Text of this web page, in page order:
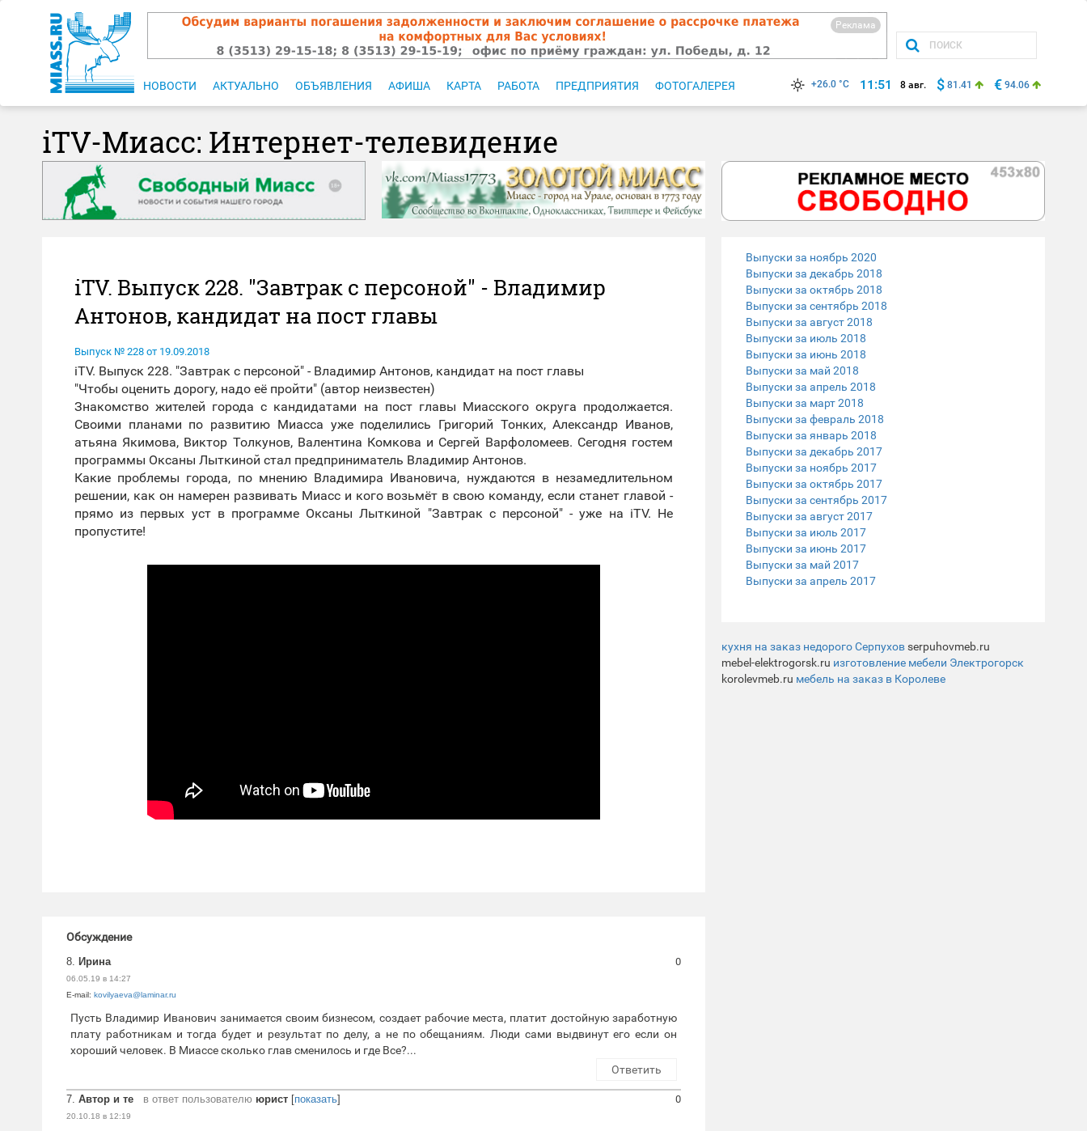
Реклама
НОВОСТИ АКТУАЛЬНО ОБЪЯВЛЕНИЯ АФИША КАРТА РАБОТА ПРЕДПРИЯТИЯ ФОТОГАЛЕРЕЯ +26.0 °C 11:51 8 авг. $ 81.41 € 94.06
iTV-Миасс: Интернет-телевидение
iTV. Выпуск 228. "Завтрак с персоной" - Владимир
Антонов, кандидат на пост главы
Выпуск № 228 от 19.09.2018
iTV. Выпуск 228. "Завтрак с персоной" - Владимир Антонов, кандидат на пост главы
"Чтобы оценить дорогу, надо её пройти" (автор неизвестен)
Знакомство жителей города с кандидатами на пост главы Миасского округа продолжается.
Своими планами по развитию Миасса уже поделились Григорий Тонких, Александр Иванов,
атьяна Якимова, Виктор Толкунов, Валентина Комкова и Сергей Варфоломеев. Сегодня гостем
программы Оксаны Лыткиной стал предприниматель Владимир Антонов.
Какие проблемы города, по мнению Владимира Ивановича, нуждаются в незамедлительном
решении, как он намерен развивать Миасс и кого возьмёт в свою команду, если станет главой -
прямо из первых уст в программе Оксаны Лыткиной "Завтрак с персоной" - уже на iTV. Не
пропустите!
Обсуждение
8. Ирина
06.05.19 в 14:27
E-mail: kovilyaeva@laminar.ru
0
Пусть Владимир Иванович занимается своим бизнесом, создает рабочие места, платит достойную заработную
плату работникам и тогда будет и результат по делу, а не по обещаниям. Люди сами выдвинут его если он
хороший человек. В Миассе сколько глав сменилось и где Все?...
Ответить
7. Автор и те в ответ пользователю юрист [показать]
20.10.18 в 12:19
0
Выпуски за ноябрь 2020
Выпуски за декабрь 2018
Выпуски за октябрь 2018
Выпуски за сентябрь 2018
Выпуски за август 2018
Выпуски за июль 2018
Выпуски за июнь 2018
Выпуски за май 2018
Выпуски за апрель 2018
Выпуски за март 2018
Выпуски за февраль 2018
Выпуски за январь 2018
Выпуски за декабрь 2017
Выпуски за ноябрь 2017
Выпуски за октябрь 2017
Выпуски за сентябрь 2017
Выпуски за август 2017
Выпуски за июль 2017
Выпуски за июнь 2017
Выпуски за май 2017
Выпуски за апрель 2017
кухня на заказ недорого Серпуховserpuhovmeb.ru
mebel-elektrogorsk.ru изготовление мебели Электрогорск
korolevmeb.ru мебель на заказ в Королеве